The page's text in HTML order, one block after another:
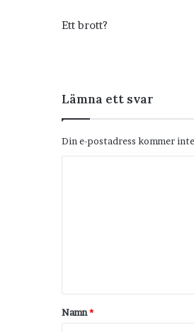
Ett brott?
Lämna ett svar
Din e-postadress kommer
t
a
Namn*